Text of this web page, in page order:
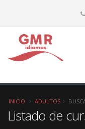
INICIO ADULTOS
Listado de